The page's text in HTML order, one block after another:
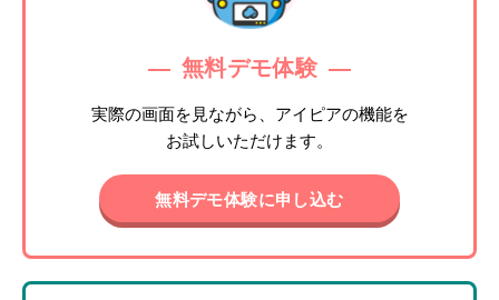
無料デモ体験
実際の画面を見ながら、アイピアの機能を
お試しいただけます。
無料デモ体験に申し込む